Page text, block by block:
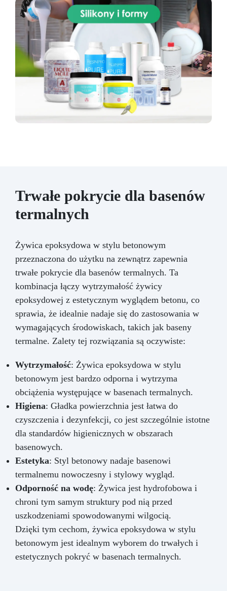
Trwałe pokrycie dla basenów
termalnych
Żywica epoksydowa w stylu betonowym
przeznaczona do użytku na zewnątrz zapewnia
trwałe pokrycie dla basenów termalnych. Ta
kombinacja łączy wytrzymałość żywicy
epoksydowej z estetycznym wyglądem betonu, co
sprawia, że idealnie nadaje się do zastosowania w
wymagających środowiskach, takich jak baseny
termalne. Zalety tej rozwiązania są oczywiste:
Wytrzymałość: Żywica epoksydowa w stylu
betonowym jest bardzo odporna i wytrzyma
obciążenia występujące w basenach termalnych.
Higiena: Gładka powierzchnia jest łatwa do
czyszczenia i dezynfekcji, co jest szczególnie istotne
dla standardów higienicznych w obszarach
basenowych.
Estetyka: Styl betonowy nadaje basenowi
termalnemu nowoczesny i stylowy wygląd.
Odporność na wodę: Żywica jest hydrofobowa i
chroni tym samym struktury pod nią przed
uszkodzeniami spowodowanymi wilgocią.
Dzięki tym cechom, żywica epoksydowa w stylu
betonowym jest idealnym wyborem do trwałych i
estetycznych pokryć w basenach termalnych.